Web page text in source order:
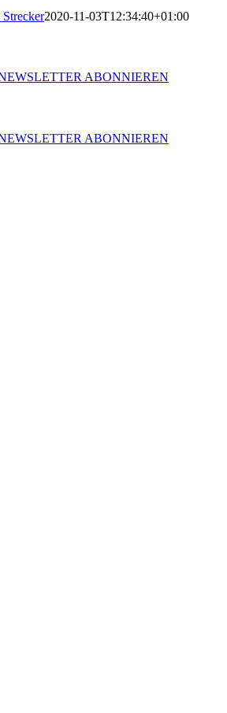
2020-11-03T12:34:40+01:00
ABONNIEREN
ABONNIEREN